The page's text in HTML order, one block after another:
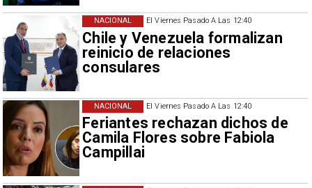
El Viernes Pasado A Las 12:40
Chile y Venezuela formalizan
reinicio de relaciones
consulares
NACIONAL
El Viernes Pasado A Las 12:40
Feriantes rechazan dichos de
Camila Flores sobre Fabiola
Campillai
NACIONAL